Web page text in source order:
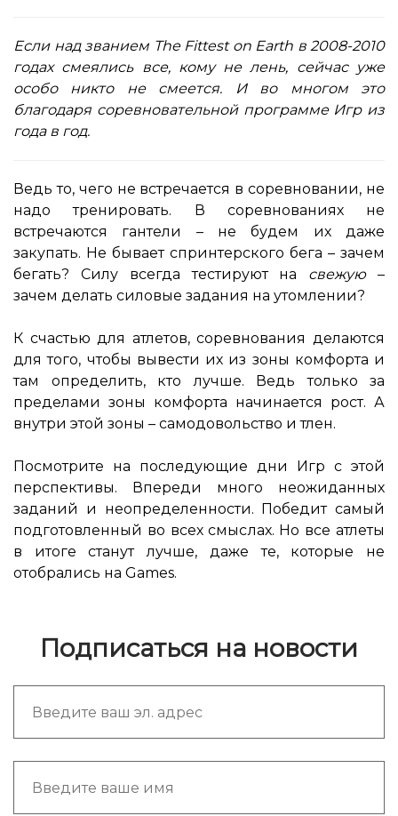
Если над званием The Fittest on Earth в 2008-2010
годах смеялись все, кому не лень, сейчас уже
особо никто не смеется. И во многом это
благодаря соревновательной программе Игр из
года в год.
Ведь то, чего не встречается в соревновании, не
надо тренировать. В соревнованиях не
встречаются гантели – не будем их даже
закупать. Не бывает спринтерского бега – зачем
бегать? Силу всегда тестируют на свежую–
зачем делать силовые задания на утомлении?
К счастью для атлетов, соревнования делаются
для того, чтобы вывести их из зоны комфорта и
там определить, кто лучше. Ведь только за
пределами зоны комфорта начинается рост. А
внутри этой зоны – самодовольство и тлен.
Посмотрите на последующие дни Игр с этой
перспективы. Впереди много неожиданных
заданий и неопределенности. Победит самый
подготовленный во всех смыслах. Но все атлеты
в итоге станут лучше, даже те, которые не
отобрались на Games.
Подписаться на новости